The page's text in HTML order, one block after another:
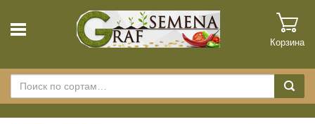
Корзина